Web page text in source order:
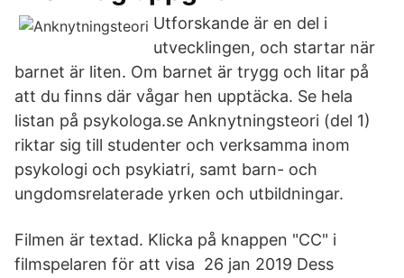
Utforskande är en del i
utvecklingen, och startar när
barnet är liten. Om barnet är trygg och litar på
att du finns där vågar hen upptäcka. Se hela
listan på psykologa.se Anknytningsteori (del 1)
riktar sig till studenter och verksamma inom
psykologi och psykiatri, samt barn- och
ungdomsrelaterade yrken och utbildningar.
Filmen är textad. Klicka på knappen "CC" i
filmspelaren för att visa 26 jan 2019 Dess